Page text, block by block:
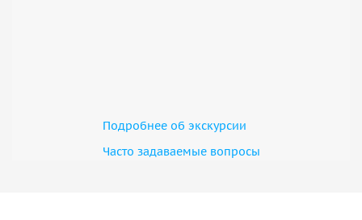
Подробнее об экскурсии
Часто задаваемые вопросы